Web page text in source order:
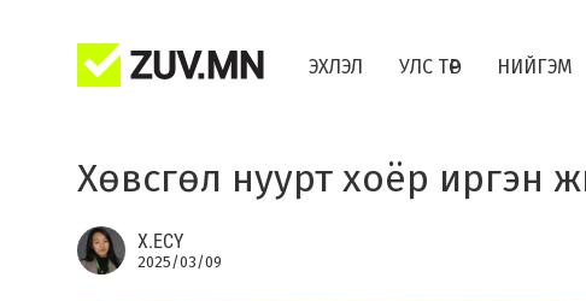
ЭХЛЭЛ УЛС ТӨР НИЙГЭМ
Хөвсгөл нуурт хоёр иргэн
Х.ЕСҮ
2025/03/09